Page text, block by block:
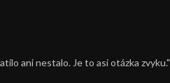
ani nestalo. Je to asi otázka zvyku."